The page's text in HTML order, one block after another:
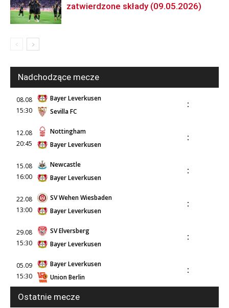
zatwierdzone składy (09.05.2026)
Nadchodzące mecze
08.08
15:30
Bayer Leverkusen
Sevilla FC
:
12.08
20:45
Nottingham
Bayer Leverkusen
:
15.08
16:00
Newcastle
Bayer Leverkusen
:
22.08
13:00
SV Wehen Wiesbaden
Bayer Leverkusen
:
29.08
15:30
SV Elversberg
Bayer Leverkusen
:
05.09
15:30
Bayer Leverkusen
Union Berlin
:
Ostatnie mecze